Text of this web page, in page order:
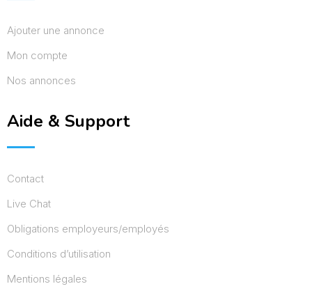
Ajouter une annonce
Mon compte
Nos annonces
Aide & Support
Contact
Live Chat
Obligations employeurs/employés
Conditions d’utilisation
Mentions légales